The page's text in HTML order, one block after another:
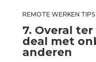
REMOTE WERKEN TIPS
7. Overal
deal met
anderen